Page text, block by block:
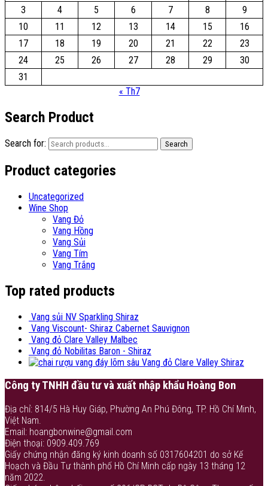
3
4 5 6 7 8
9
10
11 12 13 14 15
16
17
18 19 20 21 22
23
24
25 26 27 28 29
30
31
« Th7
Search Product
Search for: Search
Product categories
Uncategorized
Wine Shop
Vang Đỏ
Vang Hồng
Vang Sủi
Vang Tím
Vang Trắng
Top rated products
Vang sủi NV Sparkling Shiraz
Vang Viscount- Shiraz Cabernet Sauvignon
Vang đỏ Clare Valley Malbec
Vang đỏ Nobilitas Baron - Shiraz
Vang đỏ Clare Valley Shiraz
Công ty TNHH đầu tư và xuất nhập khẩu Hoàng Bon
Địa chỉ: 814/5 Hà Huy Giáp, Phường An Phú Đông, TP. Hồ Chí Minh,
Việt Nam.
Email: hoangbonwine@gmail.com
Điện thoại: 0909.409.769
Giấy chứng nhận đăng ký kinh doanh số 0317604201 do sở Kế
Hoạch và Đầu Tư thành phố Hồ Chí Minh cấp ngày 13 tháng 12
năm 2022.